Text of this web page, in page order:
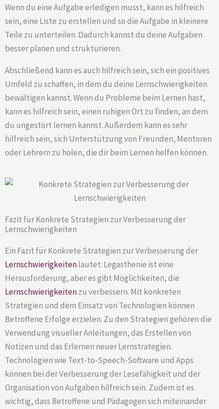
Wenn du eine Aufgabe erledigen musst, kann es hilfreich
sein, eine Liste zu erstellen und so die Aufgabe in kleinere
Teile zu unterteilen. Dadurch kannst du deine Aufgaben
besser planen und strukturieren.
Abschließend kann es auch hilfreich sein, sich ein positives
Umfeld zu schaffen, in dem du deine Lernschwierigkeiten
bewältigen kannst. Wenn du Probleme beim Lernen hast,
kann es hilfreich sein, einen ruhigen Ort zu finden, an dem
du ungestört lernen kannst. Außerdem kann es sehr
hilfreich sein, sich Unterstützung von Freunden, Mentoren
oder Lehrern zu holen, die dir beim Lernen helfen können.
Fazit für Konkrete Strategien zur Verbesserung der
Lernschwierigkeiten
Ein Fazit für Konkrete Strategien zur Verbesserung der
Lernschwierigkeitenlautet: Legasthenie ist eine
Herausforderung, aber es gibt Möglichkeiten, die
Lernschwierigkeitenzu verbessern. Mit konkreten
Strategien und dem Einsatz von Technologien können
Betroffene Erfolge erzielen. Zu den Strategien gehören die
Verwendung visueller Anleitungen, das Erstellen von
Notizen und das Erlernen neuer Lernstrategien.
Technologien wie Text-to-Speech-Software und Apps
können bei der Verbesserung der Lesefähigkeit und der
Organisation von Aufgaben hilfreich sein. Zudem ist es
wichtig, dass Betroffene und Pädagogen sich miteinander